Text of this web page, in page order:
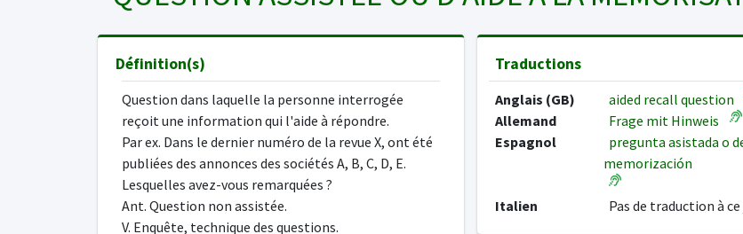
Définition(s)
Question dans laquelle la personne interrogée
reçoit une information qui l'aide à répondre.
Par ex. Dans le dernier numéro de la revue X, ont été
publiées des annonces des sociétés A, B, C, D, E.
Lesquelles avez-vous remarquées ?
Ant. Question non assistée.
V. Enquête, technique des questions.
Traductions
Anglais (GB)
aided recall question
Allemand
Frage mit Hinweis
Espagnol
pregunta asistada o
memorización
Italien Pas de traduction à